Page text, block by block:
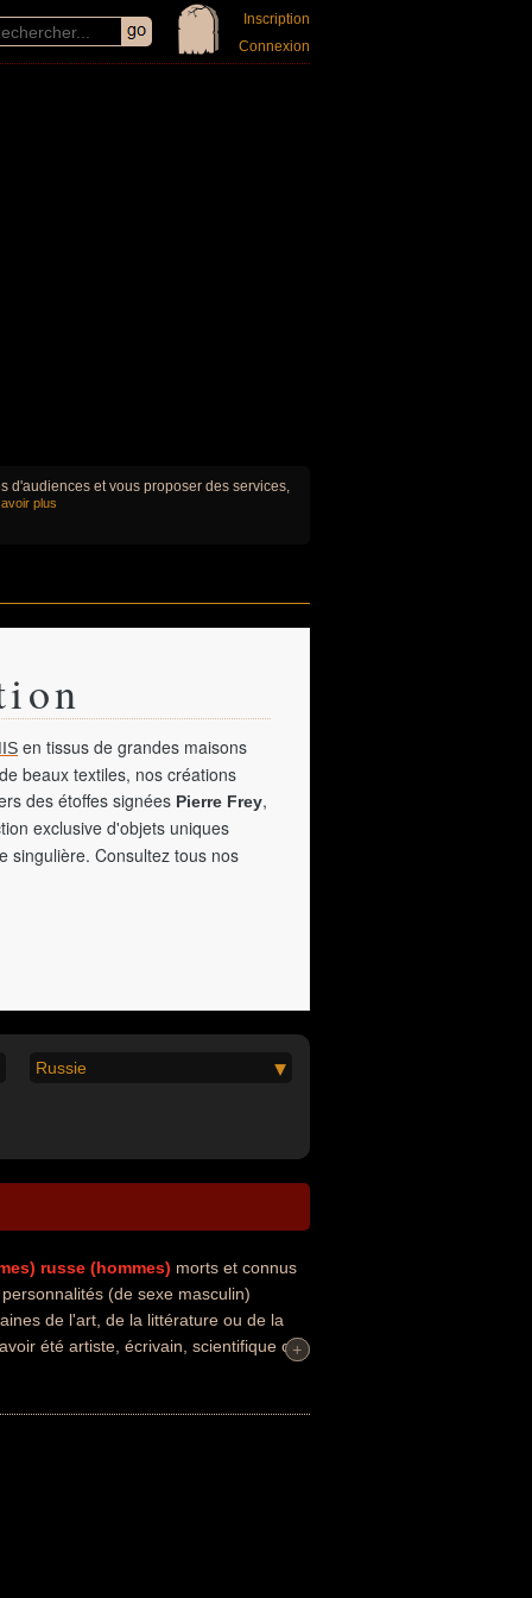
Inscription
Connexion
d'audiences et vous proposer des services,
plus
en tissus de grandes maisons
beaux textiles, nos créations
des étoffes signées Pierre Frey,
exclusive d'objets uniques
singulière. Consultez tous nos
Russie
russe (hommes) morts et connus
(de sexe masculin)
de l'art, de la littérature ou de la
été artiste, écrivain, scientifique ou
+
+